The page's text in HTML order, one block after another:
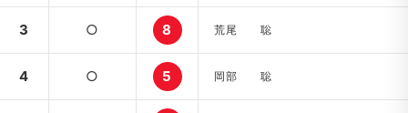
3 ○ 8 荒尾 聡
4 ○ 5 岡部 聡